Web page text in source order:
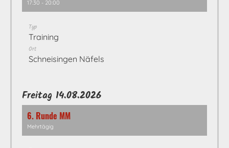
17:30 - 20:00
Typ
Training
Ort
Schneisingen Näfels
Freitag 14.08.2026
6. Runde MM
Mehrtägig